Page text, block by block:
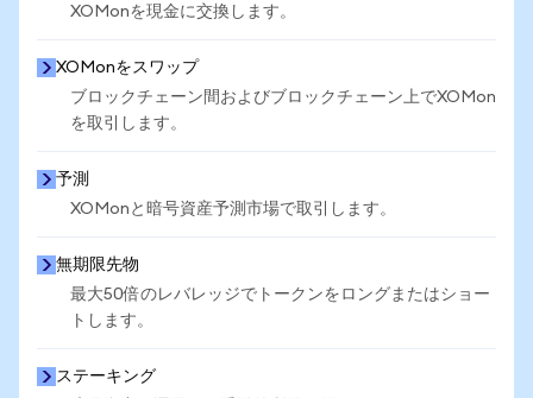
XOMonを現金に交換します。
XOMonをスワップ
ブロックチェーン間およびブロックチェーン上でXOMon
を取引します。
予測
XOMonと暗号資産予測市場で取引します。
無期限先物
最大50倍のレバレッジでトークンをロングまたはショー
トします。
ステーキング